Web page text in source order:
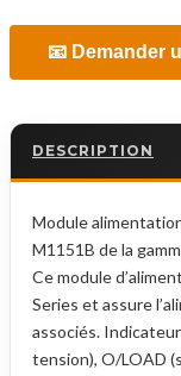
📧 Demander
DESCRIPTION
Module
M1151B de la
Ce module
Series et assure
associés.
tension), O/LOAD